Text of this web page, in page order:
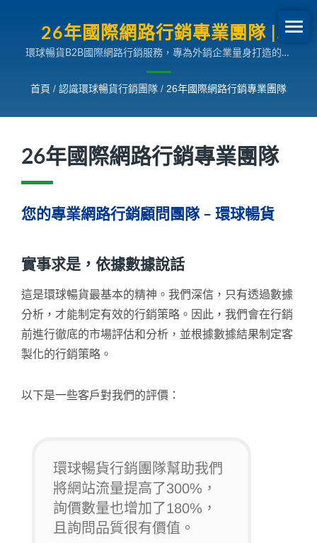
26年國際網路行銷專業團隊 |
B2B外銷網路行銷SEO專家
環球暢貨B2B國際網路行銷服務，專為外銷企業量身打造的多
首頁 / 認識環球暢貨行銷團隊 / 26年國際網路行銷專業團隊
26年國際網路行銷專業團隊
您的專業網路行銷顧問團隊 – 環球暢貨
實事求是，依據數據說話
這是環球暢貨最基本的精神。我們深信，只有透過數據
分析，才能制定有效的行銷策略。因此，我們會在行銷
前進行徹底的市場評估和分析，並根據數據結果制定客
製化的行銷策略。
以下是一些客戶對我們的評價：
環球暢貨行銷團隊幫助我們
將網站流量提高了300%，
詢價數量也增加了180%，
且詢問品質很有價值。